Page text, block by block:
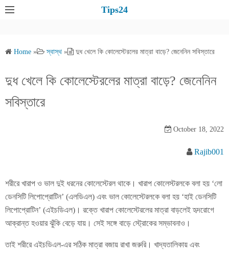
Tips24
Home » স্বাস্থ » দুধ খেলে কি কোলেস্টেরলের মাত্রা বাড়ে? জেনেনিন সবিস্তারে
দুধ খেলে কি কোলেস্টেরলের মাত্রা বাড়ে? জেনেনিন
সবিস্তারে
October 18, 2022
Rajib001
শরীরে খারাপ ও ভাল দুই ধরনের কোলেস্টেরল থাকে। খারাপ কোলেস্টরলকে বলা হয় ‘লো
ডেনসিটি লিপোপ্রোটিন’ (এলডিএল) এবং ভাল কোলেস্টেরলকে বলা হয় ‘হাই ডেনসিটি
লিপোপ্রোটিন’ (এইচডিএল)। রক্তে খারাপ কোলেস্টেরলের মাত্রা বাড়লেই হৃদরোগে
আক্রান্ত হওয়ার ঝুঁকি বেড়ে যায়। সেই সঙ্গে বাড়ে স্ট্রোকের সম্ভাবনাও।
তাই শরীরে এইচডিএল-এর সঠিক মাত্রা বজায় রাখা জরুরি। খাদ্যতালিকায় এবং